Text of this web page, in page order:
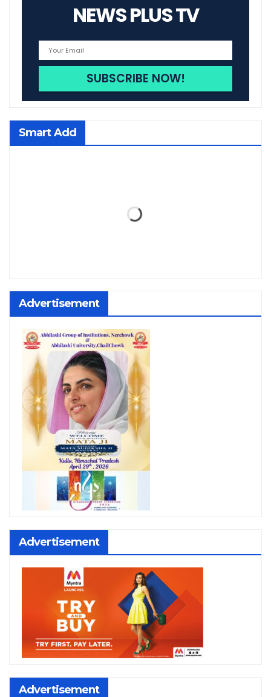
NEWS PLUS TV
Smart Add
Advertisement
Advertisement
Advertisement